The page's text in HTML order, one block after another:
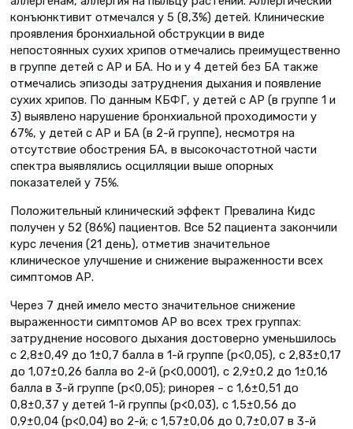
конъюнктивит отмечался у 5 (8,3%) детей. Клинические
проявления бронхиальной обструкции в виде
непостоянных сухих хрипов отмечались преимущественно
в группе детей с АР и БА. Но и у 4 детей без БА также
отмечались эпизоды затруднения дыхания и появление
сухих хрипов. По данным КБФГ, у детей с АР (в группе 1 и
3) выявлено нарушение бронхиальной проходимости у
67%, у детей с АР и БА (в 2-й группе), несмотря на
отсутствие обострения БА, в высокочастотной части
спектра выявлялись осцилляции выше опорных
показателей у 75%.
Положительный клинический эффект Превалина Кидс
получен у 52 (86%) пациентов. Все 52 пациента закончили
курс лечения (21 день), отметив значительное
клиническое улучшение и снижение выраженности всех
симптомов АР.
Через 7 дней имело место значительное снижение
выраженности симптомов АР во всех трех группах:
затруднение носового дыхания достоверно уменьшилось
с 2,8±0,49 до 1±0,7 балла в 1-й группе (р<0,05), с 2,83±0,17
до 1,07±0,26 балла во 2-й (р<0,0001), с 2,9±0,2 до 1±0,16
балла в 3-й группе (р<0,05); ринорея – с 1,6±0,51 до
0,8±0,37 у детей 1-й группы (р<0,03), с 1,5±0,56 до
0,9±0,04 (р<0,04) во 2-й; с 1,57±0,06 до 0,7±0,07 в 3-й